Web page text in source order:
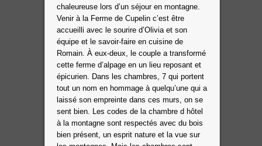
chaleureuse lors d’un séjour en montagne.
Venir à la Ferme de Cupelin c’est être
accueilli avec le sourire d’Olivia et son
équipe et le savoir-faire en cuisine de
Romain. À eux-deux, le couple a transformé
cetteferme d’alpageen un lieu reposant et
épicurien.
Dans les chambres, 7 qui portent
tout un nom en hommage à quelqu’une qui a
laissé son empreinte dans ces murs, on se
sent bien. Les codes de la chambre d hôtel
à la montagne sont respectés avec du bois
bien présent, un esprit nature et la vue sur